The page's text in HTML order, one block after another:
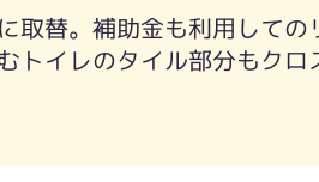
取替。補助金も利用しての
トイレのタイル部分もク